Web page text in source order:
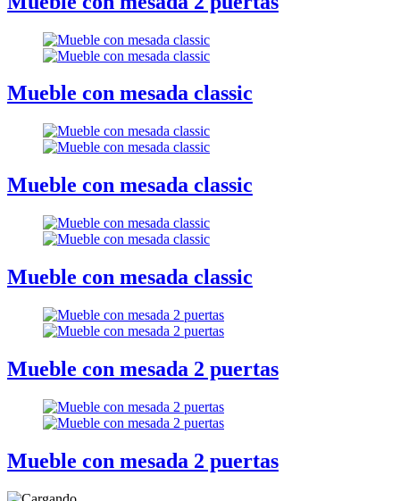
Mueble con mesada classic
Mueble con mesada classic
Mueble con mesada classic
Mueble con mesada 2 puertas
Mueble con mesada 2 puertas